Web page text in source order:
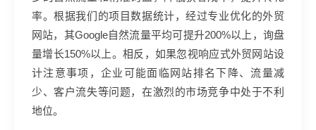
率。根据我们的项目数据统计，经过专业优化的外贸
网站，其Google自然流量平均可提升200%以上，询盘
量增长150%以上。相反，如果忽视响应式外贸网站设
计注意事项，企业可能面临网站排名下降、流量减
少、客户流失等问题，在激烈的市场竞争中处于不利
地位。